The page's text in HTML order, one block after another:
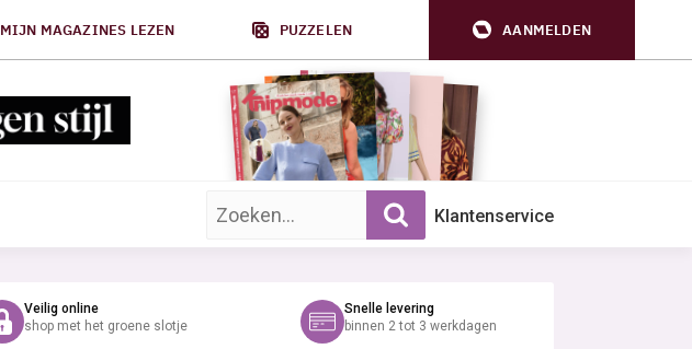
MIJN MAGAZINES LEZEN PUZZELEN AANMELDEN
Zoek op trefwoord: Klantenservice
Veilig online
shop met het groene slotje
Snelle levering
binnen 2 tot 3 werkdagen